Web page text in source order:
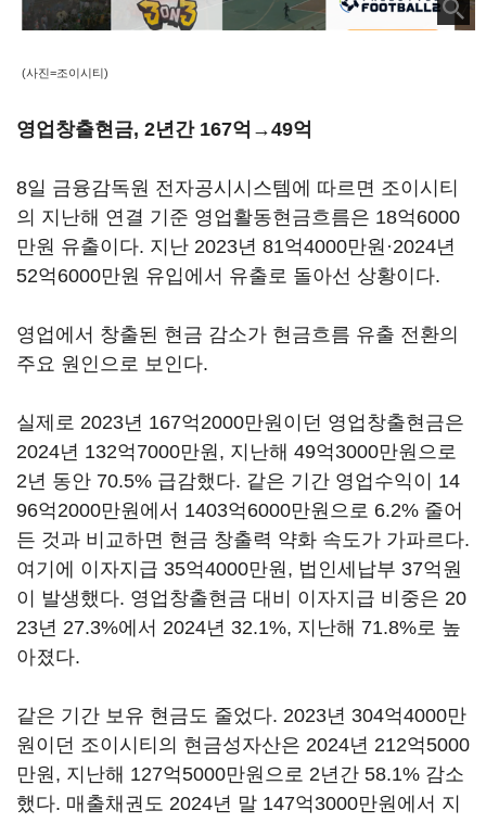
(사진=조이시티)
영업창출현금, 2년간 167억→49억
8일 금융감독원 전자공시시스템에 따르면 조이시티
의 지난해 연결 기준 영업활동현금흐름은 18억6000
만원 유출이다. 지난 2023년 81억4000만원·2024년
52억6000만원 유입에서 유출로 돌아선 상황이다.
영업에서 창출된 현금 감소가 현금흐름 유출 전환의
주요 원인으로 보인다.
실제로 2023년 167억2000만원이던 영업창출현금은
2024년 132억7000만원, 지난해 49억3000만원으로
2년 동안 70.5% 급감했다. 같은 기간 영업수익이 14
96억2000만원에서 1403억6000만원으로 6.2% 줄어
든 것과 비교하면 현금 창출력 약화 속도가 가파르다.
여기에 이자지급 35억4000만원, 법인세납부 37억원
이 발생했다. 영업창출현금 대비 이자지급 비중은 20
23년 27.3%에서 2024년 32.1%, 지난해 71.8%로 높
아졌다.
같은 기간 보유 현금도 줄었다. 2023년 304억4000만
원이던 조이시티의 현금성자산은 2024년 212억5000
만원, 지난해 127억5000만원으로 2년간 58.1% 감소
했다. 매출채권도 2024년 말 147억3000만원에서 지